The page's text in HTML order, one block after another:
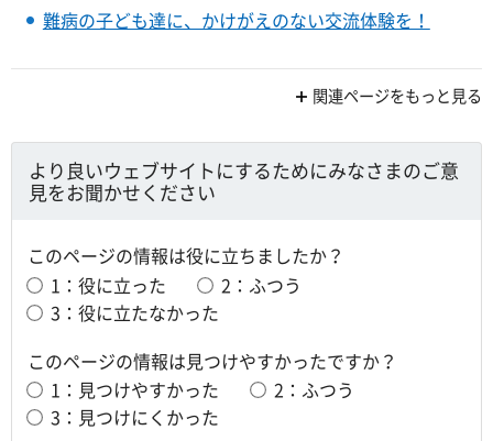
難病の子ども達に、かけがえのない交流体験を！
関連ページをもっと見る
より良いウェブサイトにするためにみなさまのご意
見をお聞かせください
このページの情報は役に立ちましたか？
1：役に立った
2：ふつう
3：役に立たなかった
このページの情報は見つけやすかったですか？
1：見つけやすかった
2：ふつう
3：見つけにくかった